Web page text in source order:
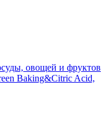
овощей и фруктов
Baking&Citric Acid,